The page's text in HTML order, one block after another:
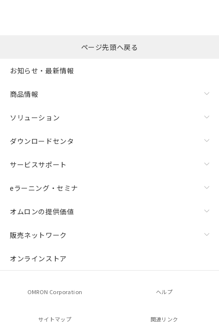
ページ先頭へ戻る
お知らせ・最新情報
商品情報
ソリューション
ダウンロードセンタ
サービスサポート
eラーニング・セミナ
オムロンの提供価値
販売ネットワーク
オンラインストア
OMRON Corporation ヘルプ
サイトマップ 関連リンク